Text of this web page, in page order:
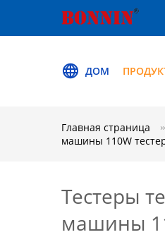
ДОМ
Главная страница
машины 110W
Тестеры
машины